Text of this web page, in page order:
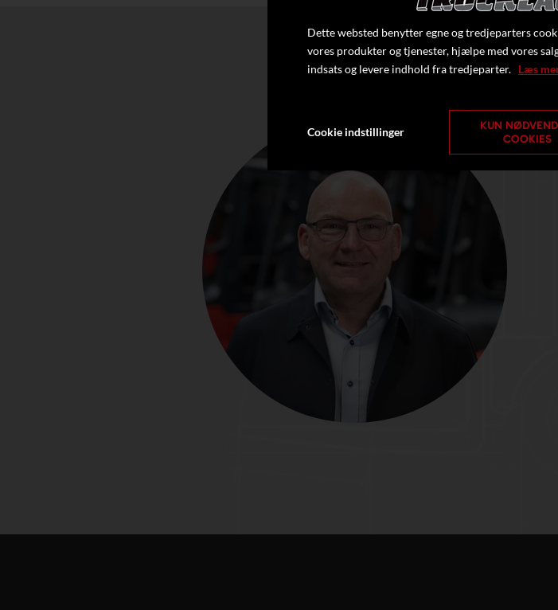
Dette websted benytter egne og tredjeparters
vores produkter og tjenester, hjælpe med vores
indsats og levere indhold fra tredjeparter. Læs
Cookie indstillinger
KUN
COOKIES